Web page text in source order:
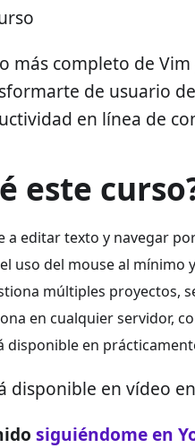
más completo de
de usuario
en línea de
este
a editar texto y navegar
uso del mouse al
múltiples proyectos,
en cualquier servidor,
disponible en
disponible en vídeo
siguiéndome en